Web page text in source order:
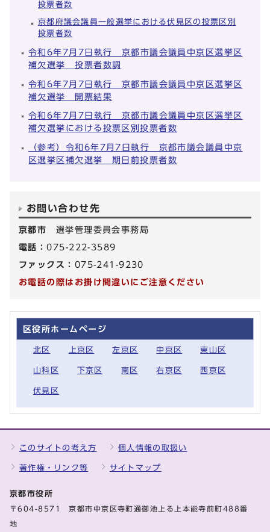
投票者数
京都府議会議員一般選挙における伏見区の投票区別
投票者数
令和6年7月7日執行 京都市議会議員中京区選挙区
補欠選挙 投票者数調
令和6年7月7日執行 京都市議会議員中京区選挙区
補欠選挙 開票結果
令和6年7月7日執行 京都市議会議員中京区選挙区
補欠選挙における投票区別投票者数
（参考）令和6年7月7日執行 京都市議会議員中京
区選挙区補欠選挙 期日前投票者数
お問い合わせ先
京都市 選挙管理委員会事務局
電話：075-222-3589
ファックス： 075-241-9230
お電話の際はお掛け間違いにご注意ください
区役所ホームページ
北区 上京区 左京区 中京区 東山区
山科区 下京区 南区 右京区 西京区
伏見区
このサイトの考え方 個人情報の取扱い
著作権・リンク等 サイトマップ
京都市役所
〒604-8571 京都市中京区寺町通御池上る上本能寺前町488番
地